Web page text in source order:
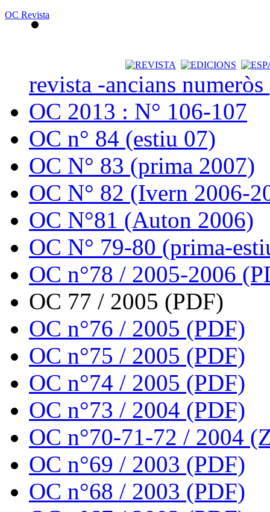
OC Revista
revista -ancians
OC 2013 : N° 106-107
OC n° 84 (estiu 07)
OC N° 83 (prima 2007)
OC N° 82 (Ivern 2006-
OC N°81 (Auton 2006)
OC N° 79-80 (prima-
OC n°78 / 2005-2006
OC 77 / 2005 (PDF)
OC n°76 / 2005 (PDF)
OC n°75 / 2005 (PDF)
OC n°74 / 2005 (PDF)
OC n°73 / 2004 (PDF)
OC n°70-71-72 / 2004
OC n°69 / 2003 (PDF)
OC n°68 / 2003 (PDF)